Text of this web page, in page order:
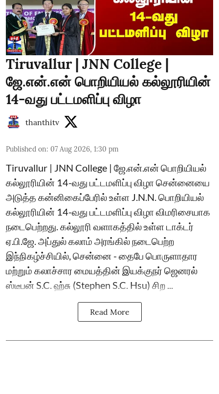
Tiruvallur | JNN College |
ஜே.என்.என் பொறியியல் கல்லூரியின்
14-வது பட்டமளிப்பு விழா
thanthitv
Published on: 07 Aug 2026, 1:30 pm
Tiruvallur | JNN College | ஜே.என்.என் பொறியியல்
கல்லூரியின் 14-வது பட்டமளிப்பு விழா சென்னையை
அடுத்த கன்னிகைப்பேரில் உள்ள J.N.N. பொறியியல்
கல்லூரியின் 14-வது பட்டமளிப்பு விழா விமரிசையாக
நடைபெற்றது. கல்லூரி வளாகத்தில் உள்ள டாக்டர்
ஏ.பி.ஜே. அப்துல் கலாம் அரங்கில் நடைபெற்ற
இந்நிகழ்ச்சியில், சென்னை - தைபே பொருளாதார
மற்றும் கலாச்சார மையத்தின் இயக்குநர் ஜெனரல்
ஸ்டீபன் S.C. ஹ்சு (Stephen S.C. Hsu) சிற ...
Read More